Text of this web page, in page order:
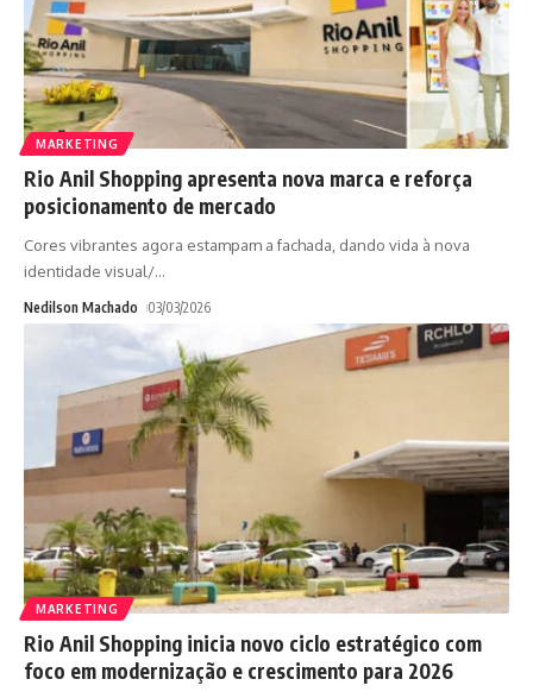
MARKETING
Rio Anil Shopping apresenta nova marca e reforça
posicionamento de mercado
Cores vibrantes agora estampam a fachada, dando vida à nova
identidade visual/…
Nedilson Machado 03/03/2026
MARKETING
Rio Anil Shopping inicia novo ciclo estratégico com
foco em modernização e crescimento para 2026